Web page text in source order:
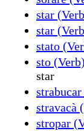
star
star
stato
sto (Verb)
star
stravacà
stropar